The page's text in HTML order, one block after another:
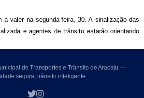
a valer na segunda-feira, 30. A sinalização das
e agentes de trânsito estarão orientando
de Transportes e Trânsito de Aracaju —
segura, trânsito inteligente.